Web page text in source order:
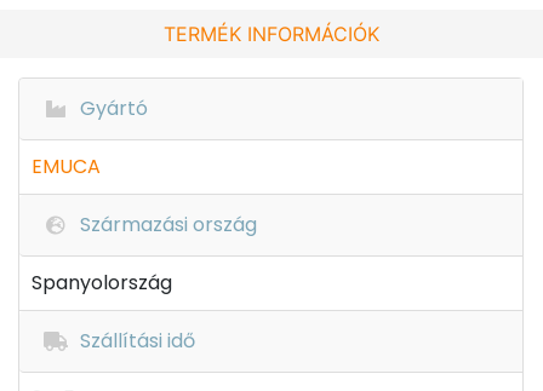
TERMÉK INFORMÁCIÓK
Gyártó
EMUCA
Származási ország
Spanyolország
Szállítási idő